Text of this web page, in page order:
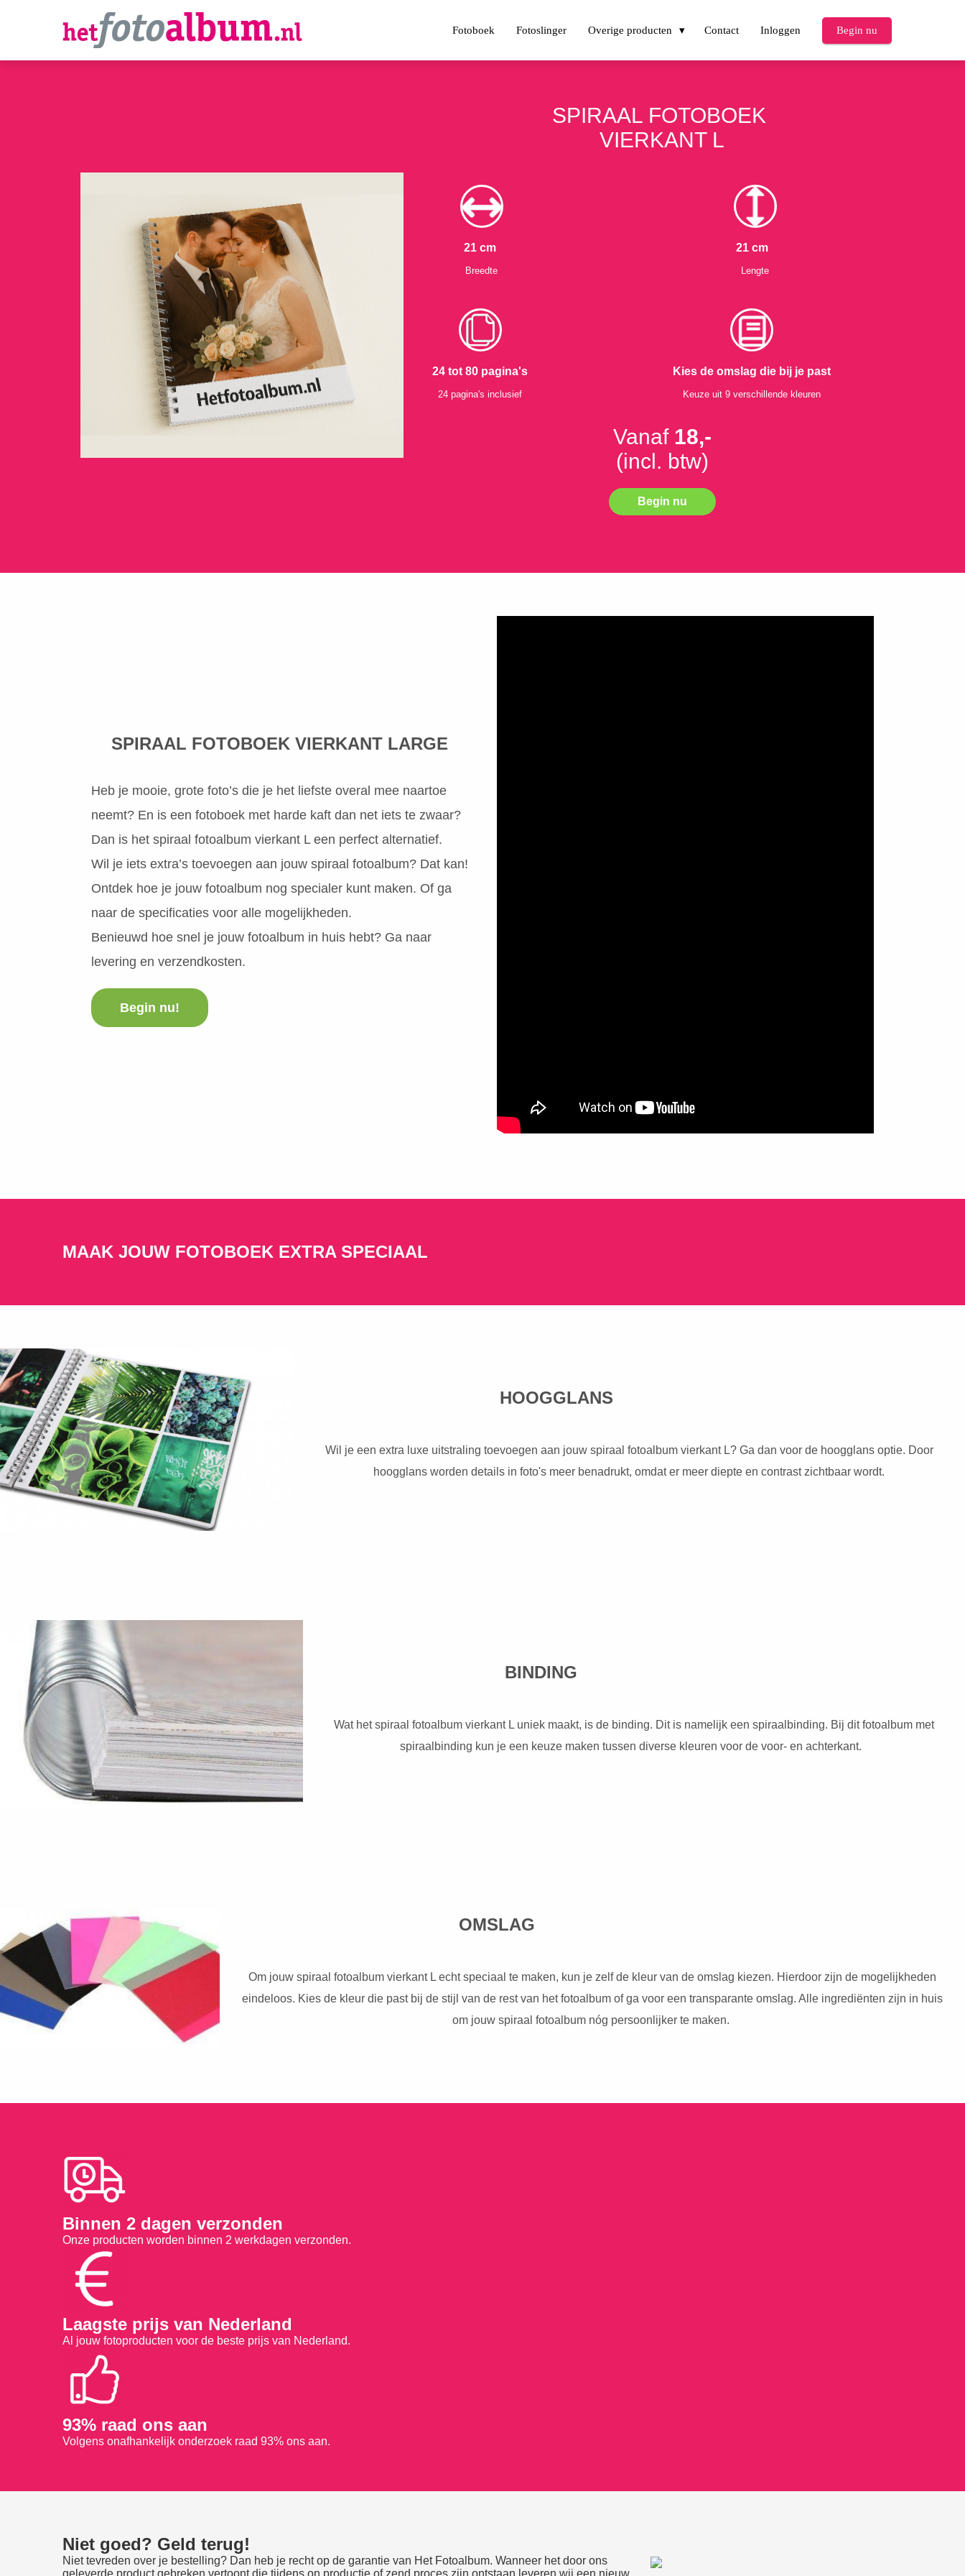
Fotoboek Fotoslinger Overige producten Contact Inloggen Begin nu
SPIRAAL FOTOBOEK
VIERKANT L
21 cm
Breedte
21 cm
Lengte
24 tot 80 pagina's
24 pagina's inclusief
Kies de omslag die bij je past
Keuze uit 9 verschillende kleuren
Vanaf 18,-
(incl. btw)
Begin nu
SPIRAAL FOTOBOEK VIERKANT LARGE
Heb je mooie, grote foto’s die je het liefste overal mee naartoe
neemt? En is een fotoboek met harde kaft dan net iets te zwaar?
Dan is het spiraal fotoalbum vierkant L een perfect alternatief.
Wil je iets extra’s toevoegen aan jouw spiraal fotoalbum? Dat kan!
Ontdek hoe je jouw fotoalbum nog specialer kunt maken. Of ga
naar de specificaties voor alle mogelijkheden.
Benieuwd hoe snel je jouw fotoalbum in huis hebt? Ga naar
levering en verzendkosten.
Begin nu!
MAAK JOUW FOTOBOEK EXTRA SPECIAAL
HOOGGLANS
Wil je een extra luxe uitstraling toevoegen aan jouw spiraal fotoalbum vierkant L? Ga dan voor de hoogglans optie. Door
hoogglans worden details in foto's meer benadrukt, omdat er meer diepte en contrast zichtbaar wordt.
BINDING
Wat het spiraal fotoalbum vierkant L uniek maakt, is de binding. Dit is namelijk een spiraalbinding. Bij dit fotoalbum met
spiraalbinding kun je een keuze maken tussen diverse kleuren voor de voor- en achterkant.
OMSLAG
Om jouw spiraal fotoalbum vierkant L echt speciaal te maken, kun je zelf de kleur van de omslag kiezen. Hierdoor zijn de mogelijkheden
eindeloos. Kies de kleur die past bij de stijl van de rest van het fotoalbum of ga voor een transparante omslag. Alle ingrediënten zijn in huis
om jouw spiraal fotoalbum nóg persoonlijker te maken.
Binnen 2 dagen verzonden
Onze producten worden binnen 2 werkdagen verzonden.
Laagste prijs van Nederland
Al jouw fotoproducten voor de beste prijs van Nederland.
93% raad ons aan
Volgens onafhankelijk onderzoek raad 93% ons aan.
Niet goed? Geld terug!
Niet tevreden over je bestelling? Dan heb je recht op de garantie van Het Fotoalbum. Wanneer het door ons
geleverde product gebreken vertoont die tijdens on productie of zend proces zijn ontstaan leveren wij een nieuw